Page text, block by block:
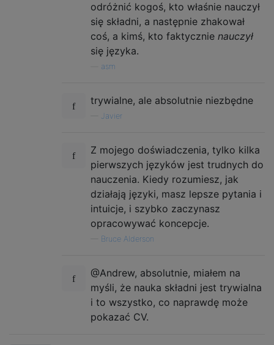
odróżnić kogoś, kto właśnie nauczył
się składni, a następnie zhakował
coś, a kimś, kto faktycznie nauczył
się języka.
asm
trywialne, ale absolutnie niezbędne
Javier
Z mojego doświadczenia, tylko kilka
pierwszych języków jest trudnych do
nauczenia. Kiedy rozumiesz, jak
działają języki, masz lepsze pytania i
intuicje, i szybko zaczynasz
opracowywać koncepcje.
Bruce Alderson
@Andrew, absolutnie, miałem na
myśli, że nauka składni jest trywialna
i to wszystko, co naprawdę może
pokazać CV.